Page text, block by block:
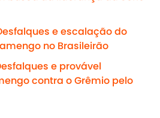
e escalação do
no Brasileirão
e provável
contra o Grêmio pelo